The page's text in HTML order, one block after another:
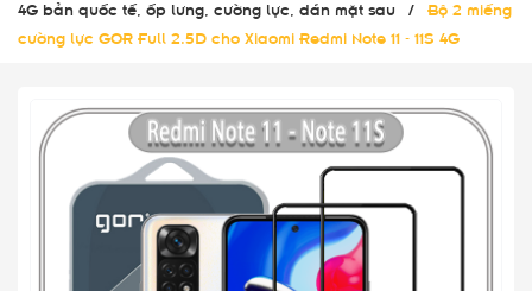
4G bản quốc tế, ốp lưng, cường lực, dán mặt sau
/ Bộ 2 miếng
cường lực GOR Full 2.5D cho Xiaomi Redmi Note 11 - 11S 4G